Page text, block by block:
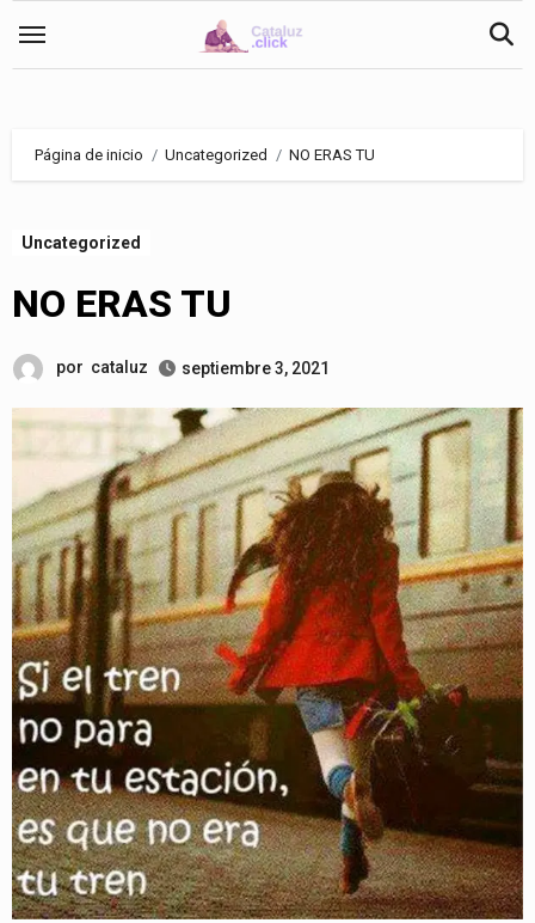
Página de inicio Uncategorized NO ERAS TU
Uncategorized
NO ERAS TU
por cataluz septiembre 3, 2021